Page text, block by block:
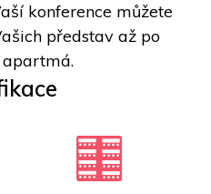
konference můžete
představ až po
apartmá.